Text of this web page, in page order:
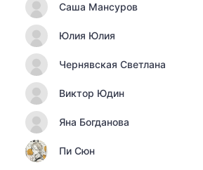
Саша Мансуров
Юлия Юлия
Чернявская Светлана
Виктор Юдин
Яна Богданова
Пи Сюн